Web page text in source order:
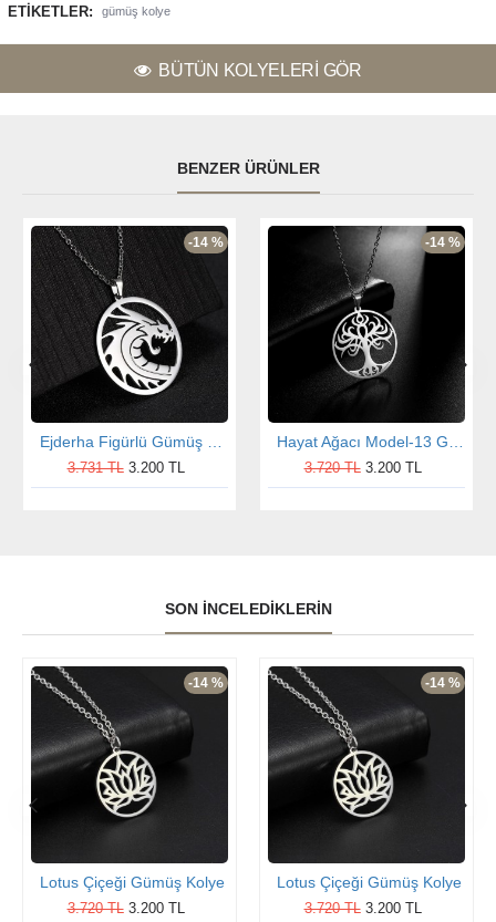
ETIKETLER: gümüş kolye
BÜTÜN KOLYELERI GÖR
BENZER ÜRÜNLER
-14 %
3.731 TL 3.200 TL
-14 %
3.720 TL 3.200 TL
SON İNCELEDIKLERIN
-14 %
Lotus Çiçeği Gümüş Kolye
3.720 TL 3.200 TL
-14 %
Lotus Çiçeği Gümüş Kolye
3.720 TL 3.200 TL